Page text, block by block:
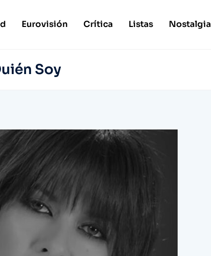
Eurovisión Crítica Listas Nostalgia
Soy